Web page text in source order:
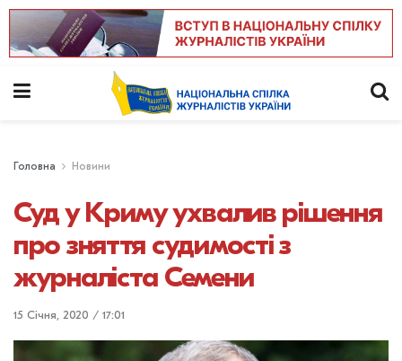
Головна Новини
Суд у Криму ухвалив рішення
про зняття судимості з
журналіста Семени
15 Січня, 2020 / 17:01